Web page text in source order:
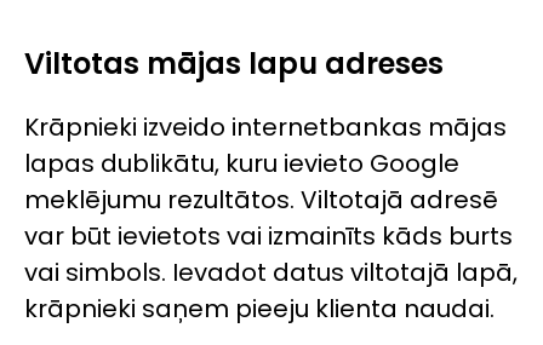
Viltotas mājas lapu adreses
Krāpnieki izveido internetbankas mājas
lapas dublikātu, kuru ievieto Google
meklējumu rezultātos. Viltotajā adresē
var būt ievietots vai izmainīts kāds burts
vai simbols. Ievadot datus viltotajā lapā,
krāpnieki saņem pieeju klienta naudai.